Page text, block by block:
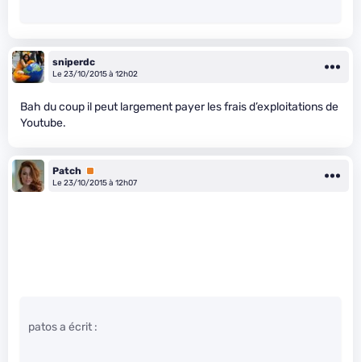
sniperdc
Le 23/10/2015 à 12h02
Bah du coup il peut largement payer les frais d’exploitations de
Youtube.
Patch Premium
Le 23/10/2015 à 12h07
patos a écrit :